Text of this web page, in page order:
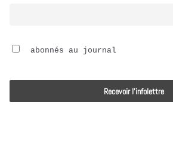
abonnés au journal